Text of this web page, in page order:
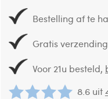
Bestelling af te
Gratis
Voor 21u besteld,
8.6 uit